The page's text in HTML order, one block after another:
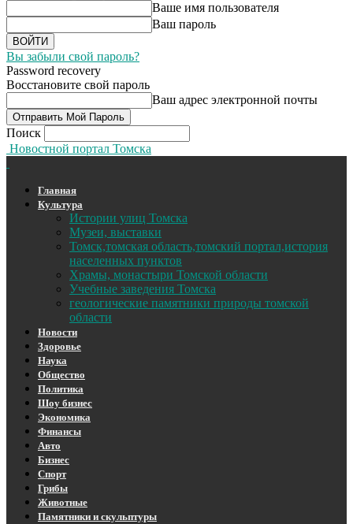
Ваше имя пользователя
Ваш пароль
Вы забыли свой пароль?
Password recovery
Восстановите свой пароль
Ваш адрес электронной почты
Поиск
Новостной портал Томска
Главная
Культура
Истории улиц Томска
Музеи, выставки
Томск,томская область,томский портал,история
населенных пунктов
Храмы, монастыри Томской области
Учебные заведения Томска
геологические памятники природы томской
области
Новости
Здоровье
Наука
Общество
Политика
Шоу бизнес
Экономика
Финансы
Авто
Бизнес
Спорт
Грибы
Животные
Памятники и скульптуры